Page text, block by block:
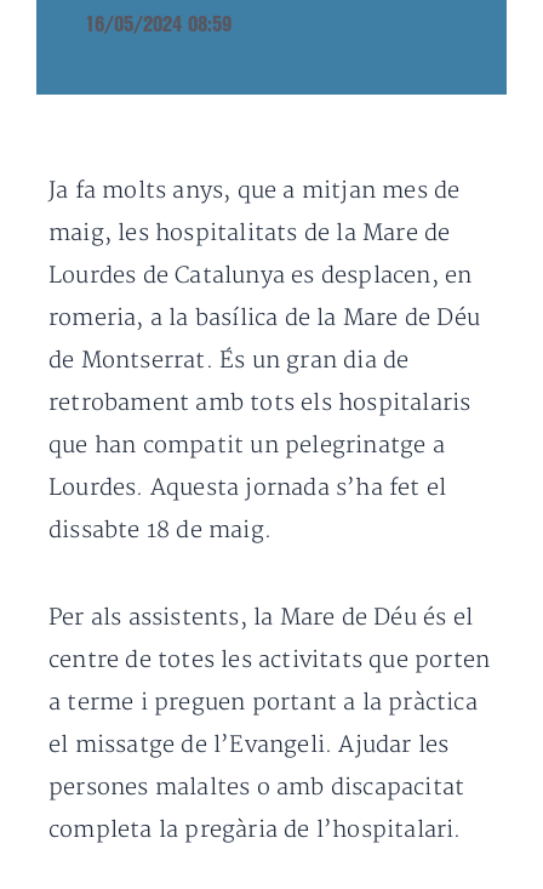
16/05/2024 08:59
Ja fa molts anys, que a mitjan mes de
maig, les hospitalitats de la Mare de
Lourdes de Catalunya es desplacen, en
romeria, a la basílica de la Mare de Déu
de Montserrat. És un gran dia de
retrobament amb tots els hospitalaris
que han compatit un pelegrinatge a
Lourdes. Aquesta jornada s’ha fet el
dissabte 18 de maig.
Per als assistents, la Mare de Déu és el
centre de totes les activitats que porten
a terme i preguen portant a la pràctica
el missatge de l’Evangeli. Ajudar les
persones malaltes o amb discapacitat
completa la pregària de l’hospitalari.